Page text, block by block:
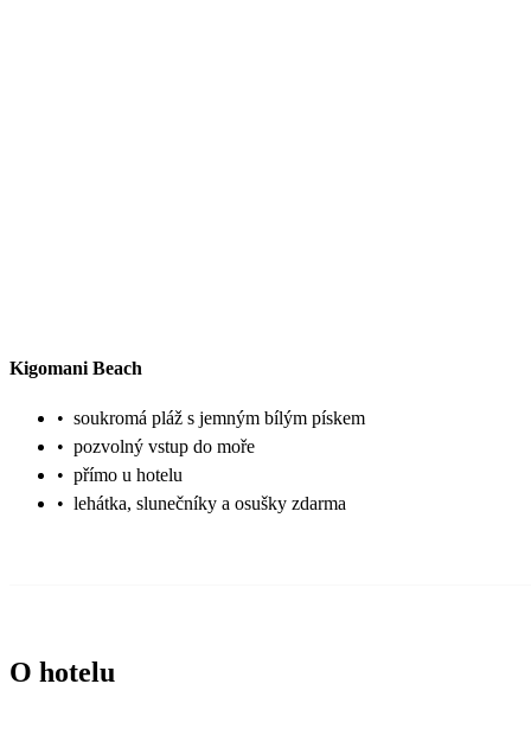
Kigomani Beach
• soukromá pláž s jemným bílým pískem
• pozvolný vstup do moře
• přímo u hotelu
• lehátka, slunečníky a osušky zdarma
O hotelu